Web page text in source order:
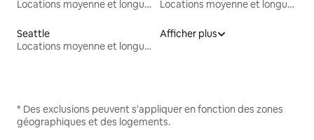
Locations moyenne et longue durée
Locations moyenne et longue durée
Seattle
Locations moyenne et longue durée
Afficher plus
* Des exclusions peuvent s'appliquer en fonction des zones
géographiques et des logements.